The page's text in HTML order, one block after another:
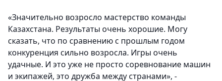
«Значительно возросло мастерство команды
Казахстана. Результаты очень хорошие. Могу
сказать, что по сравнению с прошлым годом
конкуренция сильно возросла. Игры очень
удачные. И это уже не просто соревнование машин
и экипажей, это дружба между странами», -